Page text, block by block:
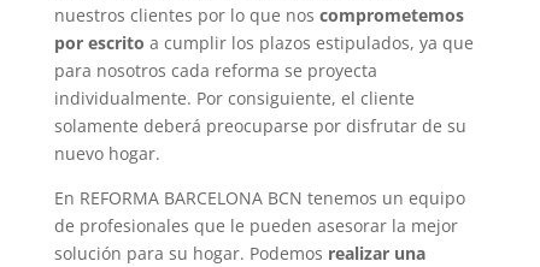
nuestros clientes por lo que nos comprometemos
por escrito a cumplir los plazos estipulados, ya que
para nosotros cada reforma se proyecta
individualmente. Por consiguiente, el cliente
solamente deberá preocuparse por disfrutar de su
nuevo hogar.
En REFORMA BARCELONA BCN tenemos un equipo
de profesionales que le pueden asesorar la mejor
solución para su hogar. Podemos realizar una